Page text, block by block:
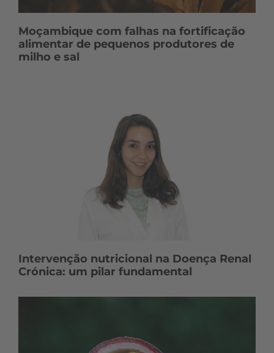
Moçambique com falhas na fortificação
alimentar de pequenos produtores de
milho e sal
Intervenção nutricional na Doença Renal
Crónica: um pilar fundamental